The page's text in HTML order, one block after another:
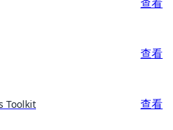
查看
Toolkit 查看